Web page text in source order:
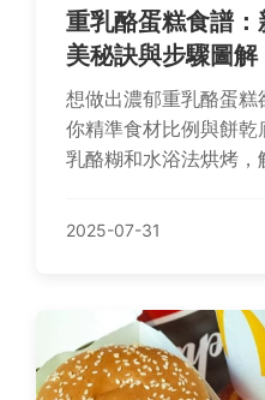
重乳酪蛋糕食譜
美秘訣與步驟圖解
想做出濃郁重乳酪蛋
你精準食材比例與餅
乳酪糊和水浴法烘烤，
的誘惑甜點！
2025-07-31